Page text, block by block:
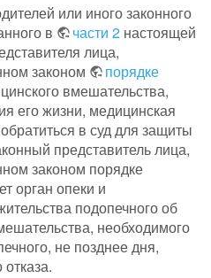
или иного законного
в
части 2 настоящей
лица,
законом
порядке
вмешательства,
его жизни, медицинская
в суд для защиты
представитель лица,
законом порядке
орган опеки и
подопечного об
необходимого
не позднее дня,